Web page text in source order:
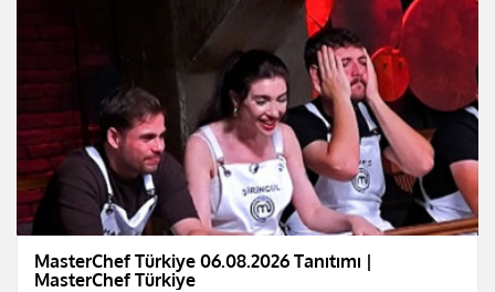
MasterChef Türkiye 06.08.2026 Tanıtımı |
MasterChef Türkiye